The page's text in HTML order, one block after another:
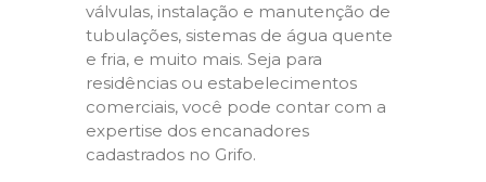
válvulas, instalação e manutenção de
tubulações, sistemas de água quente
e fria, e muito mais. Seja para
residências ou estabelecimentos
comerciais, você pode contar com a
expertise dos encanadores
cadastrados no Grifo.